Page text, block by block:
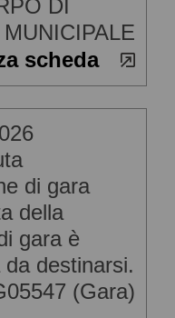
DI
scheda
di gara
della
gara è
destinarsi.
(Gara)